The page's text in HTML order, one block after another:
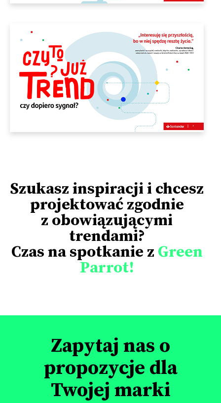
Szukasz inspiracji i chcesz
projektować zgodnie
z obowiązującymi
trendami?
Czas na spotkanie z Green
Parrot!
Zapytaj nas o
propozycje dla
Twojej marki